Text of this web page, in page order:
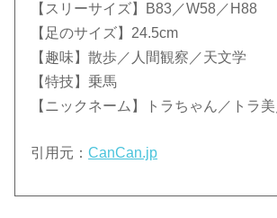
【スリーサイズ】B83／W58／H88
【足のサイズ】24.5cm
【趣味】散歩／人間観察／天文学
【特技】乗馬
【ニックネーム】トラちゃん／トラ
引用元：CanCan.jp